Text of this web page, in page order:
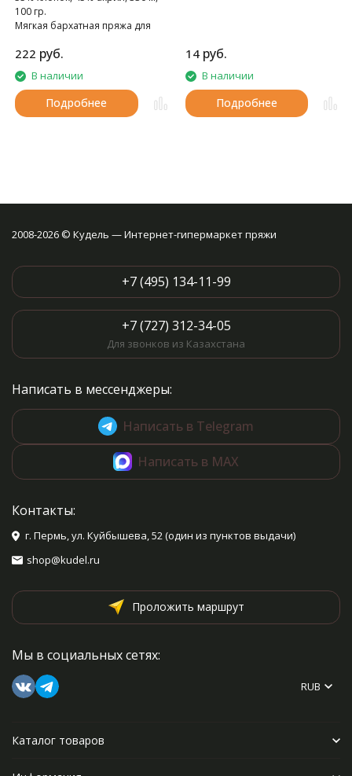
100 гр.
Мягкая бархатная пряжа для
222 руб.
В наличии
Подробнее
14 руб.
В наличии
Подробнее
2008-2026 © Кудель — Интернет-гипермаркет пряжи
+7 (495) 134-11-99
+7 (727) 312-34-05
Для звонков из Казахстана
Написать в мессенджеры:
Написать в Telegram
Написать в MAX
Контакты:
г. Пермь, ул. Куйбышева, 52 (один из пунктов выдачи)
shop@kudel.ru
Проложить маршрут
Мы в социальных сетях:
RUB
Каталог товаров